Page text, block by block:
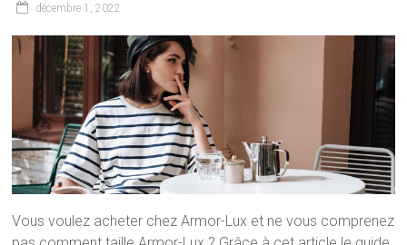
décembre 1, 2022
Vous voulez acheter chez Armor-Lux et ne vous comprenez